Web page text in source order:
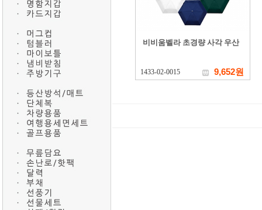
비비움벨라 초경량 사각 우산
1433-02-0015 9,652원